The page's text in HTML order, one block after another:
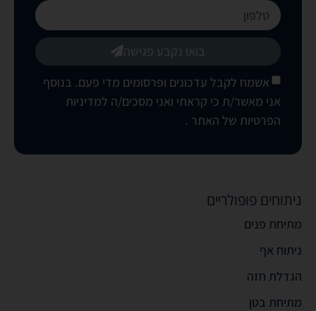
אשמח לקבל עדכונים ופרסומים מדי פעם. בנוסף
אני מאשר/ת כי קראתי ואני מסכים/ה למדיניות
הפרטיות של האתר .
בואו נקבע פגישה
ניתוחים פופולריים
מתיחת פנים
ניתוח אף
הגדלת חזה
מתיחת בטן